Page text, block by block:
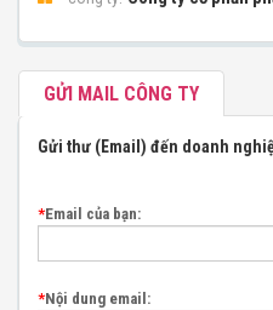
GỬI MAIL CÔNG TY
Gửi thư (Email) đến doanh
*Email của bạn:
*Nội dung email: